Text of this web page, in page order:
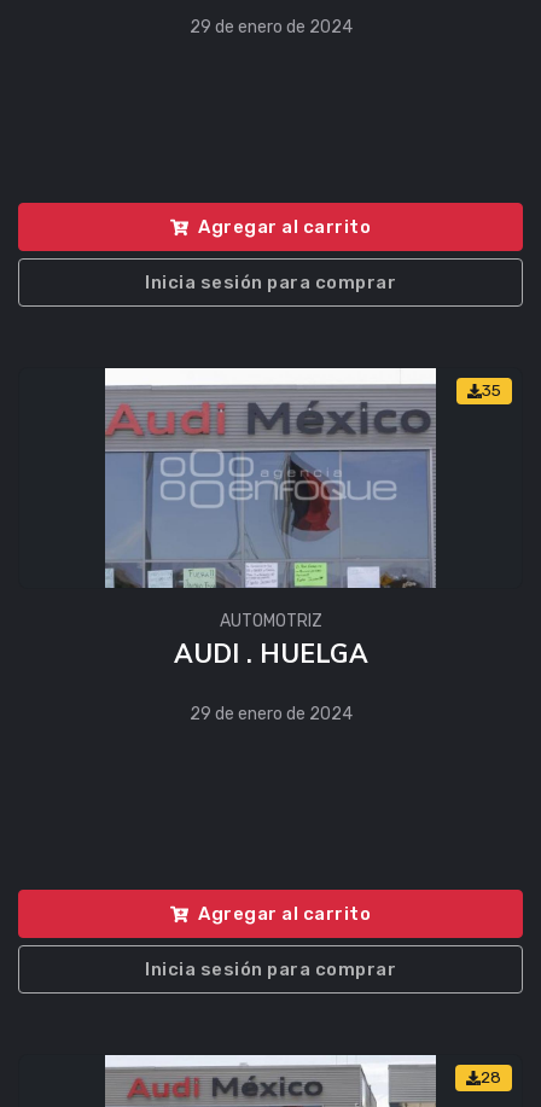
29 de enero de 2024
Agregar al carrito
Inicia sesión para comprar
35
AUTOMOTRIZ
AUDI . HUELGA
29 de enero de 2024
Agregar al carrito
Inicia sesión para comprar
28